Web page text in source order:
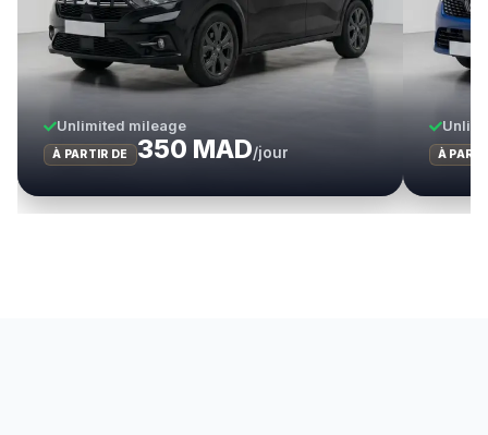
Unlimited mileage
À PARTIR DE 350 MAD/jour À